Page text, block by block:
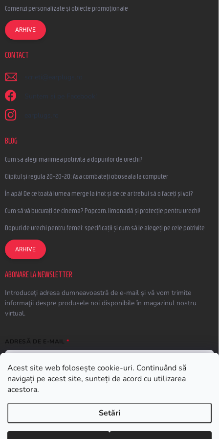
Acest site web folosește cookie-uri. Continuând să
navigați pe acest site, sunteți de acord cu utilizarea
acestora.
Setări
Comenzi personalizate și obiecte promoționale
ARHIVE
CONTACT
scrieti @ earplugs.ro
Suntem și pe Facebook!
earplugs.ro
BLOG
Cum să alegi mărimea potrivită a dopurilor de urechi?
Clipitul și regula 20-20-20: Așa combateți oboseala la computer
În apă! De ce toată lumea merge la înot și de ce ar trebui să o faceți și voi?
Cum să vă bucurați de cinema? Popcorn, limonadă și protecție pentru urechi!
Dopuri de urechi pentru femei: specificații și cum să le alegeți pe cele potrivite
ARHIVE
ABONARE LA NEWSLETTER
Introduceţi adresa dumneavoastră de e-mail şi vă vom trimite
informaţii despre produsele noi disponibile în magazinul nostru
virtual.
ADRESĂ DE E-MAIL
ABONARE